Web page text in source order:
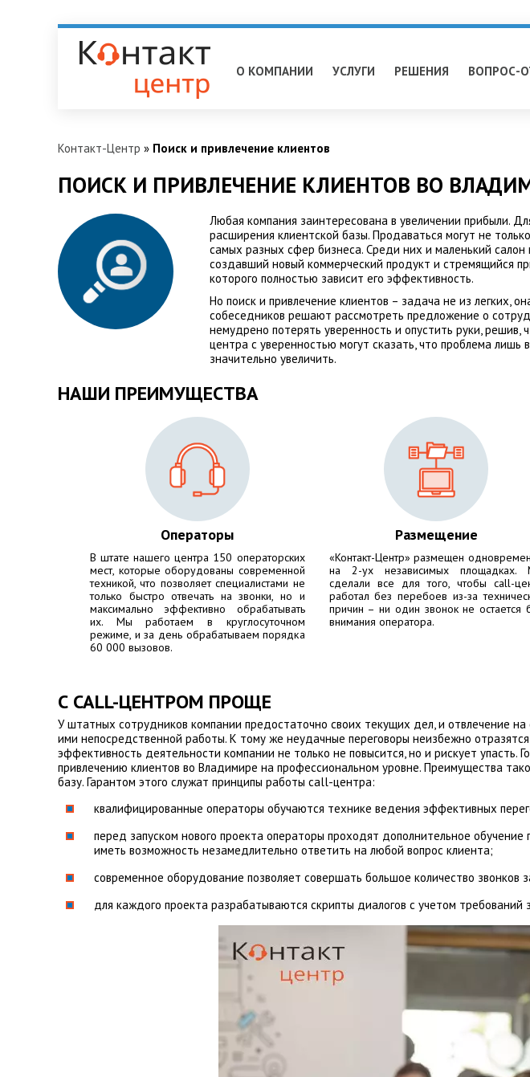
О КОМПАНИИ УСЛУГИ РЕШЕНИЯ ВОПРОС-
Контакт-Центр » Поиск и привлечение клиентов
ПОИСК И ПРИВЛЕЧЕНИЕ КЛИЕНТОВ ВО
Любая компания заинтересована в увеличении прибыли.
расширения клиентской базы. Продаваться могут не
самых разных сфер бизнеса. Среди них и маленький
создавший новый коммерческий продукт и стремящийся
которого полностью зависит его эффективность.
Но поиск и привлечение клиентов – задача не из легких,
собеседников решают рассмотреть предложение о
немудрено потерять уверенность и опустить руки,
центра с уверенностью могут сказать, что проблема
значительно увеличить.
НАШИ ПРЕИМУЩЕСТВА
Операторы
В штате нашего центра 150 операторских
мест, которые оборудованы современной
техникой, что позволяет специалистами не
только быстро отвечать на звонки, но и
максимально эффективно обрабатывать
их. Мы работаем в круглосуточном
режиме, и за день обрабатываем порядка
60 000 вызовов.
Размещение
«Контакт-Центр» размещен
на 2-ух независимых площадках.
сделали все для того, чтобы call-
работал без перебоев из-за
причин – ни один звонок не остается
внимания оператора.
С CALL-ЦЕНТРОМ ПРОЩЕ
У штатных сотрудников компании предостаточно своих текущих дел, и отвлечение
ими непосредственной работы. К тому же неудачные переговоры неизбежно
эффективность деятельности компании не только не повысится, но и рискует
привлечению клиентов во Владимире на профессиональном уровне. Преимущества
базу. Гарантом этого служат принципы работы call-центра:
квалифицированные операторы обучаются технике ведения эффективных
перед запуском нового проекта операторы проходят дополнительное
иметь возможность незамедлительно ответить на любой вопрос клиента;
современное оборудование позволяет совершать большое количество звонков
для каждого проекта разрабатываются скрипты диалогов с учетом требований